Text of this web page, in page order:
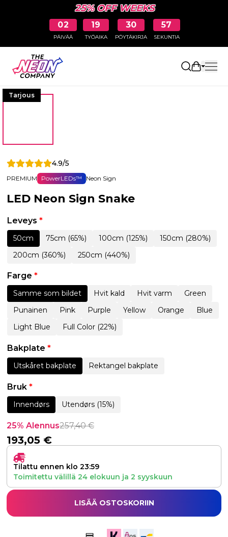
25% OFF WEEKS
02
PÄIVÄÄ
19
TYÖAIKA
30
PÖYTÄKIRJA
57
SEKUNTIA
Avaa
Tarjous
4.9/5
PREMIUM PowerLEDs™ Neon Sign
LED Neon Sign Snake
Leveys *
50cm 75cm (65%) 100cm (125%)
150cm (280%)
200cm (360%)
250cm (440%)
Farge *
Samme som bildet Hvit kald Hvit varm
Green
Punainen
Pink Purple Yellow Orange
Blue
Light Blue
Full Color (22%)
Bakplate *
Utskåret bakplate Rektangel bakplate
Bruk *
Innendørs Utendørs (15%)
25% Alennus257,40€
193,05 €
Tilattu ennen klo 23:59
Toimitettu välillä 24 elokuun ja 2 syyskuun
LISÄÄ OSTOSKORIIN